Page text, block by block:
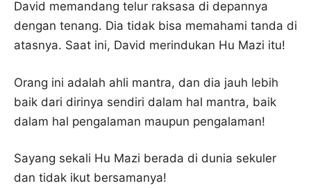
David memandang telur raksasa di depannya
dengan tenang. Dia tidak bisa memahami tanda di
atasnya. Saat ini, David merindukan Hu Mazi itu!
Orang ini adalah ahli mantra, dan dia jauh lebih
baik dari dirinya sendiri dalam hal mantra, baik
dalam hal pengalaman maupun pengalaman!
Sayang sekali Hu Mazi berada di dunia sekuler
dan tidak ikut bersamanya!